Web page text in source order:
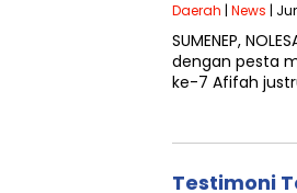
Daerah | News |
SUMENEP,
dengan pesta
ke-7 Afifah
Testimoni